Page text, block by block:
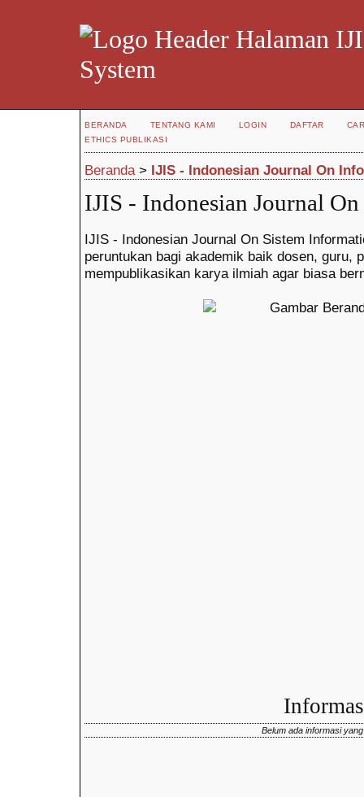
System
BERANDA TENTANG KAMI LOGIN DAFTAR
ETHICS PUBLIKASI
Beranda> IJIS - Indonesian Journal On
IJIS - Indonesian Journal
IJIS - Indonesian Journal On Sistem
peruntukan bagi akademik baik dosen, guru,
mempublikasikan karya ilmiah agar biasa
Belum ada informasi